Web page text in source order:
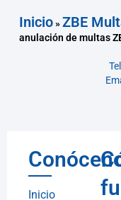
Inicio»ZBE
anulación de multas
Inicio